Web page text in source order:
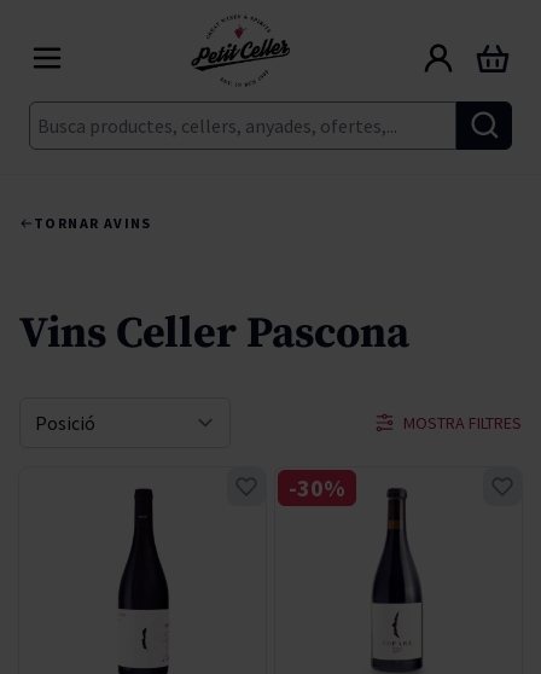
Cerca
Cart
TORNAR AVINS
Vins Celler Pascona
MOSTRA FILTRES
Sort By
-30%